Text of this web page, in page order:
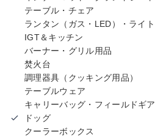
テーブル・チェア
ランタン（ガス・LED）・ライト
IGT＆キッチン
バーナー・グリル用品
焚火台
調理器具（クッキング用品）
テーブルウェア
キャリーバッグ・フィールドギア
ドッグ
クーラーボックス